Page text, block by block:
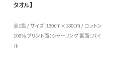
タオル】
全1色 / サイズ：130cm×180cm / コットン
100％ プリント面：シャーリング 裏面：パイ
ル